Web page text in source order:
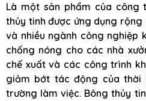
Là một sản phẩm của công
thủy tinh được ứng dụng
và nhiều ngành công nghiệp
chống nóng cho các nhà
chế xuất và các công trình
giảm bớt tác động của thời
trường làm việc. Bông thủy